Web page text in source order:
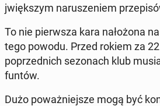
jwięk­szym narusze­niem
To nie pier­wsza kara nałożona
tego powodu. Przed rokiem za
poprzed­nich se­zonach klub
funtów.
Dużo poważniejsze mogą być